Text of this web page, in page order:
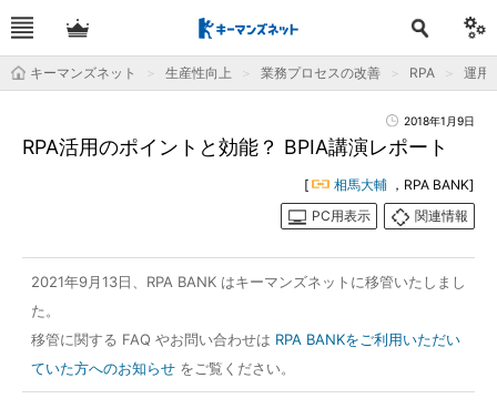
キーマンズネット 生産性向上 業務プロセスの改善 RPA 運用
2018年1月9日
RPA活用のポイントと効能？ BPIA講演レポート
[ 相馬大輔 ，RPA BANK]
PC用表示
関連情報
2021年9月13日、RPA BANK はキーマンズネットに移管いたしまし
た。
移管に関する FAQ やお問い合わせは RPA BANKをご利用いただい
ていた方へのお知らせ をご覧ください。